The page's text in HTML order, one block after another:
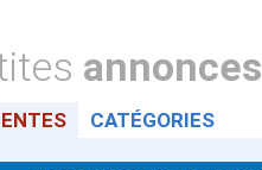
annonces
CATÉGORIES